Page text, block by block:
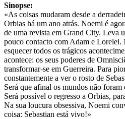
Sinopse:
«As coisas mudaram desde a
Orbias há um ano atrás. Noemi é
de uma revista em Grand City. Leva
pouco contacto com Adam e Lorelei.
esquecer todos os trágicos
acontece: os seus poderes de
transformar-se em Guerreira. Para
constantemente a ver o rosto de
Será que afinal os mundos não
Será possível o regresso a Orbias,
Na sua loucura obsessiva, Noemi
coisa: Sebastian está vivo!»